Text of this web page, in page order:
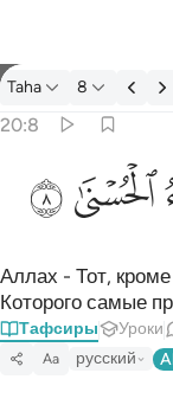
Тафсир: Taha 20:8
Taha 8
20:8
له الاسماء الحسنى ٨
ٱلْحُسْنَىٰ ٨ﲛﲜ
Аллах - Тот, кроме
Которого самые
Тафсиры Уроки
Aa русский